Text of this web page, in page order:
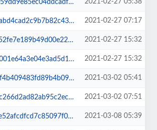
2021-02-27 05:38
2021-02-27 07:17
2021-02-27 15:32
2021-02-27 15:32
2021-03-02 05:41
2021-03-02 07:51
2021-03-08 05:39